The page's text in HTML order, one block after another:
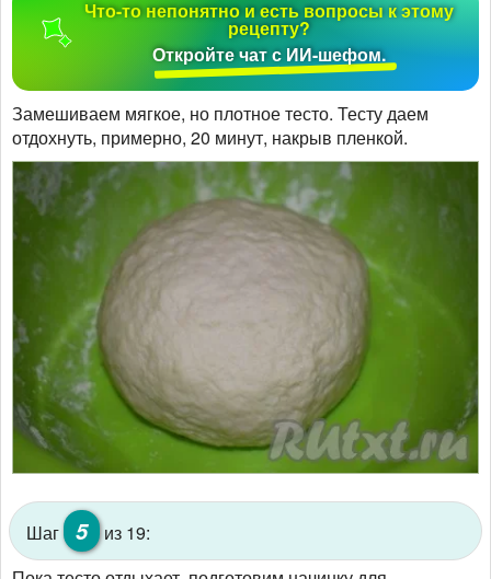
Что-то непонятно и есть вопросы к этому
рецепту?
Откройте чат с ИИ-шефом.
Замешиваем мягкое, но плотное тесто. Тесту даем
отдохнуть, примерно, 20 минут, накрыв пленкой.
Шаг 5
из 19: